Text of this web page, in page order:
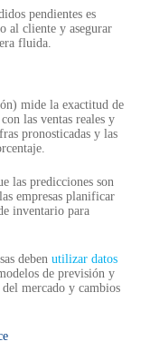
pendientes es
al cliente y asegurar
fluida.
mide la exactitud de
las ventas reales y
pronosticadas y las
las predicciones son
empresas planificar
inventario para
deben utilizar datos
de previsión y
mercado y cambios